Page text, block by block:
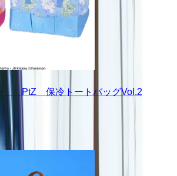
PtZ 保冷トートバッグVol.2